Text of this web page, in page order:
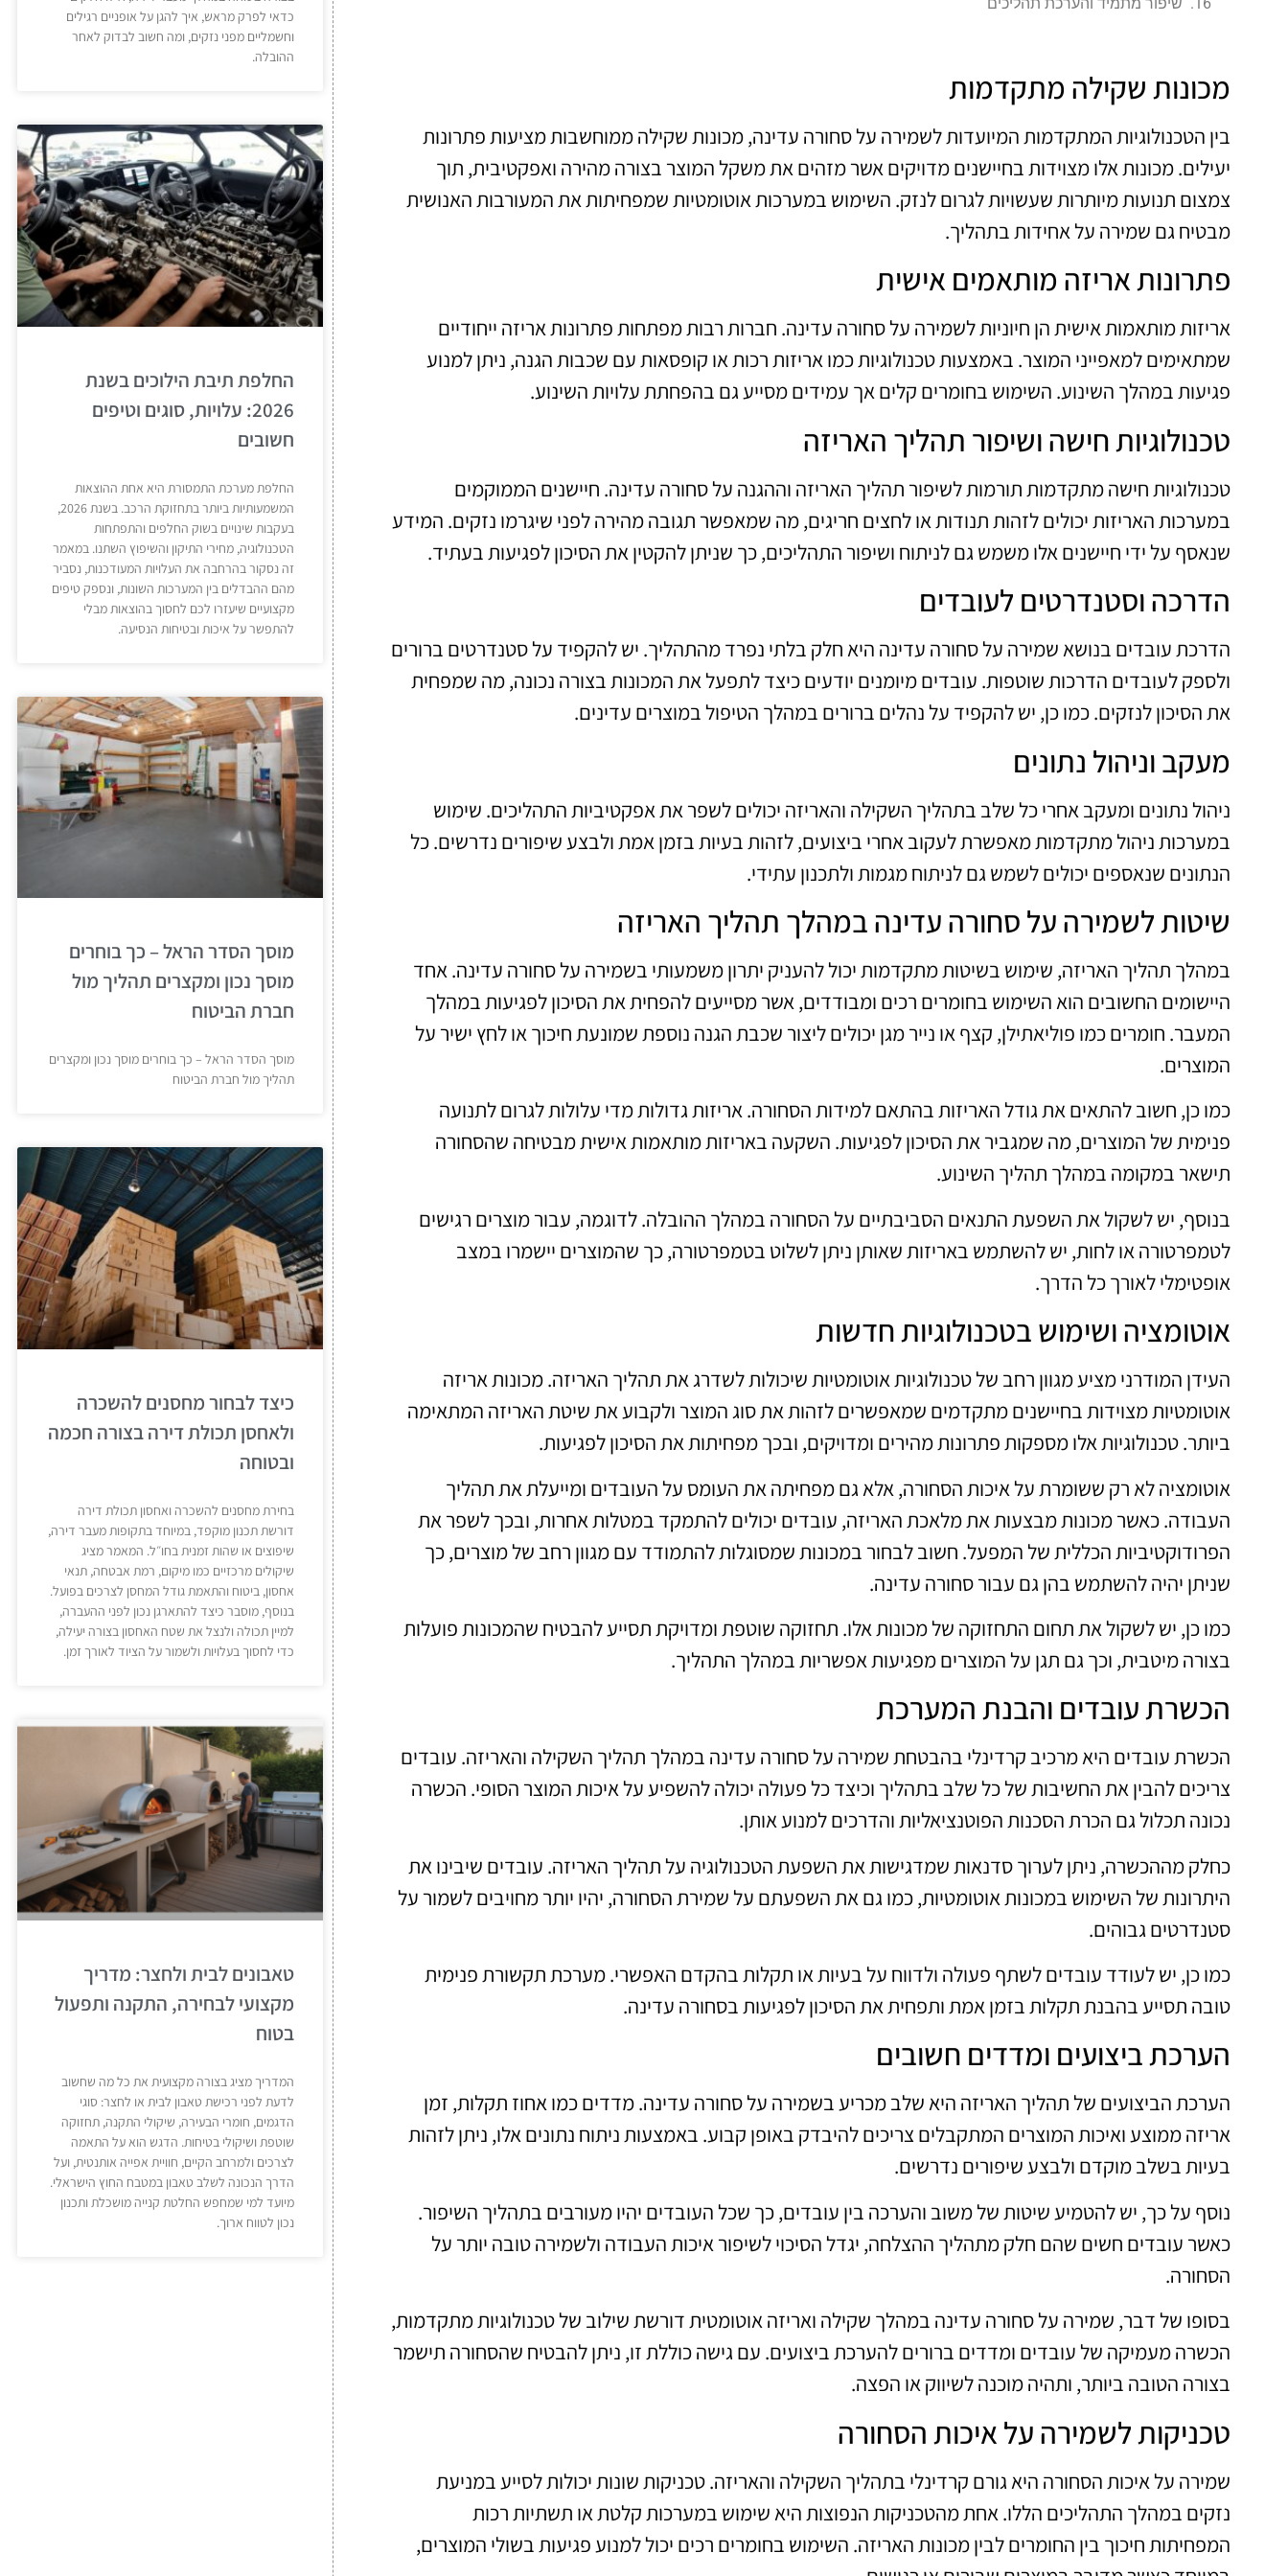
מכונות שקילה מתקדמות
בין הטכנולוגיות המתקדמות המיועדות לשמירה על סחורה עדינה, מכונות שקילה ממוחשבות מציעות פתרונות
יעילים. מכונות אלו מצוידות בחיישנים מדויקים אשר מזהים את משקל המוצר בצורה מהירה ואפקטיבית, תוך
צמצום תנועות מיותרות שעשויות לגרום לנזק. השימוש במערכות אוטומטיות שמפחיתות את המעורבות האנושית
מבטיח גם שמירה על אחידות בתהליך.
פתרונות אריזה מותאמים אישית
אריזות מותאמות אישית הן חיוניות לשמירה על סחורה עדינה. חברות רבות מפתחות פתרונות אריזה ייחודיים
שמתאימים למאפייני המוצר. באמצעות טכנולוגיות כמו אריזות רכות או קופסאות עם שכבות הגנה, ניתן למנוע
פגיעות במהלך השינוע. השימוש בחומרים קלים אך עמידים מסייע גם בהפחתת עלויות השינוע.
טכנולוגיות חישה ושיפור תהליך האריזה
טכנולוגיות חישה מתקדמות תורמות לשיפור תהליך האריזה וההגנה על סחורה עדינה. חיישנים הממוקמים
במערכות האריזות יכולים לזהות תנודות או לחצים חריגים, מה שמאפשר תגובה מהירה לפני שיגרמו נזקים. המידע
שנאסף על ידי חיישנים אלו משמש גם לניתוח ושיפור התהליכים, כך שניתן להקטין את הסיכון לפגיעות בעתיד.
הדרכה וסטנדרטים לעובדים
הדרכת עובדים בנושא שמירה על סחורה עדינה היא חלק בלתי נפרד מהתהליך. יש להקפיד על סטנדרטים ברורים
ולספק לעובדים הדרכות שוטפות. עובדים מיומנים יודעים כיצד לתפעל את המכונות בצורה נכונה, מה שמפחית
את הסיכון לנזקים. כמו כן, יש להקפיד על נהלים ברורים במהלך הטיפול במוצרים עדינים.
מעקב וניהול נתונים
ניהול נתונים ומעקב אחרי כל שלב בתהליך השקילה והאריזה יכולים לשפר את אפקטיביות התהליכים. שימוש
במערכות ניהול מתקדמות מאפשרת לעקוב אחרי ביצועים, לזהות בעיות בזמן אמת ולבצע שיפורים נדרשים. כל
הנתונים שנאספים יכולים לשמש גם לניתוח מגמות ולתכנון עתידי.
שיטות לשמירה על סחורה עדינה במהלך תהליך האריזה
במהלך תהליך האריזה, שימוש בשיטות מתקדמות יכול להעניק יתרון משמעותי בשמירה על סחורה עדינה. אחד
היישומים החשובים הוא השימוש בחומרים רכים ומבודדים, אשר מסייעים להפחית את הסיכון לפגיעות במהלך
המעבר. חומרים כמו פוליאתילן, קצף או נייר מגן יכולים ליצור שכבת הגנה נוספת שמונעת חיכוך או לחץ ישיר על
המוצרים.
כמו כן, חשוב להתאים את גודל האריזות בהתאם למידות הסחורה. אריזות גדולות מדי עלולות לגרום לתנועה
פנימית של המוצרים, מה שמגביר את הסיכון לפגיעות. השקעה באריזות מותאמות אישית מבטיחה שהסחורה
תישאר במקומה במהלך תהליך השינוע.
בנוסף, יש לשקול את השפעת התנאים הסביבתיים על הסחורה במהלך ההובלה. לדוגמה, עבור מוצרים רגישים
לטמפרטורה או לחות, יש להשתמש באריזות שאותן ניתן לשלוט בטמפרטורה, כך שהמוצרים יישמרו במצב
אופטימלי לאורך כל הדרך.
אוטומציה ושימוש בטכנולוגיות חדשות
העידן המודרני מציע מגוון רחב של טכנולוגיות אוטומטיות שיכולות לשדרג את תהליך האריזה. מכונות אריזה
אוטומטיות מצוידות בחיישנים מתקדמים שמאפשרים לזהות את סוג המוצר ולקבוע את שיטת האריזה המתאימה
ביותר. טכנולוגיות אלו מספקות פתרונות מהירים ומדויקים, ובכך מפחיתות את הסיכון לפגיעות.
אוטומציה לא רק ששומרת על איכות הסחורה, אלא גם מפחיתה את העומס על העובדים ומייעלת את תהליך
העבודה. כאשר מכונות מבצעות את מלאכת האריזה, עובדים יכולים להתמקד במטלות אחרות, ובכך לשפר את
הפרודוקטיביות הכללית של המפעל. חשוב לבחור במכונות שמסוגלות להתמודד עם מגוון רחב של מוצרים, כך
שניתן יהיה להשתמש בהן גם עבור סחורה עדינה.
כמו כן, יש לשקול את תחום התחזוקה של מכונות אלו. תחזוקה שוטפת ומדויקת תסייע להבטיח שהמכונות פועלות
בצורה מיטבית, וכך גם תגן על המוצרים מפגיעות אפשריות במהלך התהליך.
הכשרת עובדים והבנת המערכת
הכשרת עובדים היא מרכיב קרדינלי בהבטחת שמירה על סחורה עדינה במהלך תהליך השקילה והאריזה. עובדים
צריכים להבין את החשיבות של כל שלב בתהליך וכיצד כל פעולה יכולה להשפיע על איכות המוצר הסופי. הכשרה
נכונה תכלול גם הכרת הסכנות הפוטנציאליות והדרכים למנוע אותן.
כחלק מההכשרה, ניתן לערוך סדנאות שמדגישות את השפעת הטכנולוגיה על תהליך האריזה. עובדים שיבינו את
היתרונות של השימוש במכונות אוטומטיות, כמו גם את השפעתם על שמירת הסחורה, יהיו יותר מחויבים לשמור על
סטנדרטים גבוהים.
כמו כן, יש לעודד עובדים לשתף פעולה ולדווח על בעיות או תקלות בהקדם האפשרי. מערכת תקשורת פנימית
טובה תסייע בהבנת תקלות בזמן אמת ותפחית את הסיכון לפגיעות בסחורה עדינה.
הערכת ביצועים ומדדים חשובים
הערכת הביצועים של תהליך האריזה היא שלב מכריע בשמירה על סחורה עדינה. מדדים כמו אחוז תקלות, זמן
אריזה ממוצע ואיכות המוצרים המתקבלים צריכים להיבדק באופן קבוע. באמצעות ניתוח נתונים אלו, ניתן לזהות
בעיות בשלב מוקדם ולבצע שיפורים נדרשים.
נוסף על כך, יש להטמיע שיטות של משוב והערכה בין עובדים, כך שכל העובדים יהיו מעורבים בתהליך השיפור.
כאשר עובדים חשים שהם חלק מתהליך ההצלחה, יגדל הסיכוי לשיפור איכות העבודה ולשמירה טובה יותר על
הסחורה.
בסופו של דבר, שמירה על סחורה עדינה במהלך שקילה ואריזה אוטומטית דורשת שילוב של טכנולוגיות מתקדמות,
הכשרה מעמיקה של עובדים ומדדים ברורים להערכת ביצועים. עם גישה כוללת זו, ניתן להבטיח שהסחורה תישמר
בצורה הטובה ביותר, ותהיה מוכנה לשיווק או הפצה.
טכניקות לשמירה על איכות הסחורה
שמירה על איכות הסחורה היא גורם קרדינלי בתהליך השקילה והאריזה. טכניקות שונות יכולות לסייע במניעת
נזקים במהלך התהליכים הללו. אחת מהטכניקות הנפוצות היא שימוש במערכות קלטת או תשתיות רכות
המפחיתות חיכוך בין החומרים לבין מכונות האריזה. השימוש בחומרים רכים יכול למנוע פגיעות בשולי המוצרים,
כדאי לפרק מראש, איך להגן על אופניים רגילים
וחשמליים מפני נזקים, ומה חשוב לבדוק לאחר
ההובלה.
החלפת תיבת הילוכים בשנת
2026: עלויות, סוגים וטיפים
חשובים
החלפת מערכת התמסורת היא אחת ההוצאות
המשמעותיות ביותר בתחזוקת הרכב. בשנת 2026,
בעקבות שינויים בשוק החלפים והתפתחות
הטכנולוגיה, מחירי התיקון והשיפוץ השתנו. במאמר
זה נסקור בהרחבה את העלויות המעודכנות, נסביר
מהם ההבדלים בין המערכות השונות, ונספק טיפים
מקצועיים שיעזרו לכם לחסוך בהוצאות מבלי
להתפשר על איכות ובטיחות הנסיעה.
מוסך הסדר הראל – כך בוחרים
מוסך נכון ומקצרים תהליך מול
חברת הביטוח
מוסך הסדר הראל – כך בוחרים מוסך נכון ומקצרים
תהליך מול חברת הביטוח
כיצד לבחור מחסנים להשכרה
ולאחסן תכולת דירה בצורה חכמה
ובטוחה
בחירת מחסנים להשכרה ואחסון תכולת דירה
דורשת תכנון מוקפד, במיוחד בתקופות מעבר דירה,
שיפוצים או שהות זמנית בחו״ל. המאמר מציג
שיקולים מרכזיים כמו מיקום, רמת אבטחה, תנאי
אחסון, ביטוח והתאמת גודל המחסן לצרכים בפועל.
בנוסף, מוסבר כיצד להתארגן נכון לפני ההעברה,
למיין תכולה ולנצל את שטח האחסון בצורה יעילה,
כדי לחסוך בעלויות ולשמור על הציוד לאורך זמן.
טאבונים לבית ולחצר: מדריך
מקצועי לבחירה, התקנה ותפעול
בטוח
המדריך מציג בצורה מקצועית את כל מה שחשוב
לדעת לפני רכישת טאבון לבית או לחצר: סוגי
הדגמים, חומרי הבעירה, שיקולי התקנה, תחזוקה
שוטפת ושיקולי בטיחות. הדגש הוא על התאמה
לצרכים ולמרחב הקיים, חוויית אפייה אותנטית, ועל
הדרך הנכונה לשלב טאבון במטבח החוץ הישראלי.
מיועד למי שמחפש החלטת קנייה מושכלת ותכנון
נכון לטווח ארוך.